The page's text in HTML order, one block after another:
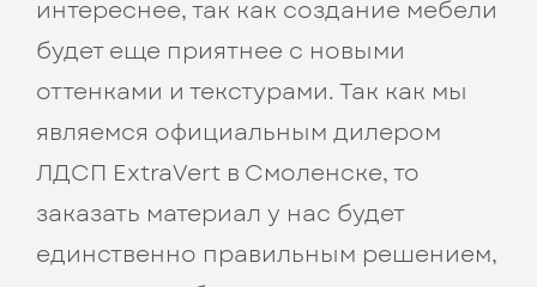
интереснее, так как создание мебели
будет еще приятнее с новыми
оттенками и текстурами. Так как мы
являемся официальным дилером
ЛДСП ExtraVert в Смоленске, то
заказать материал у нас будет
единственно правильным решением,